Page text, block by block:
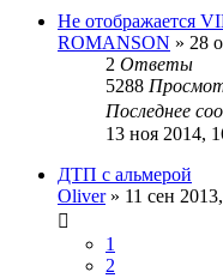
Не отображается
ROMANSON » 28
2 Ответы
5288
Последнее
13 ноя 2014,
ДТП с альмерой
Oliver» 11 сен
1
2